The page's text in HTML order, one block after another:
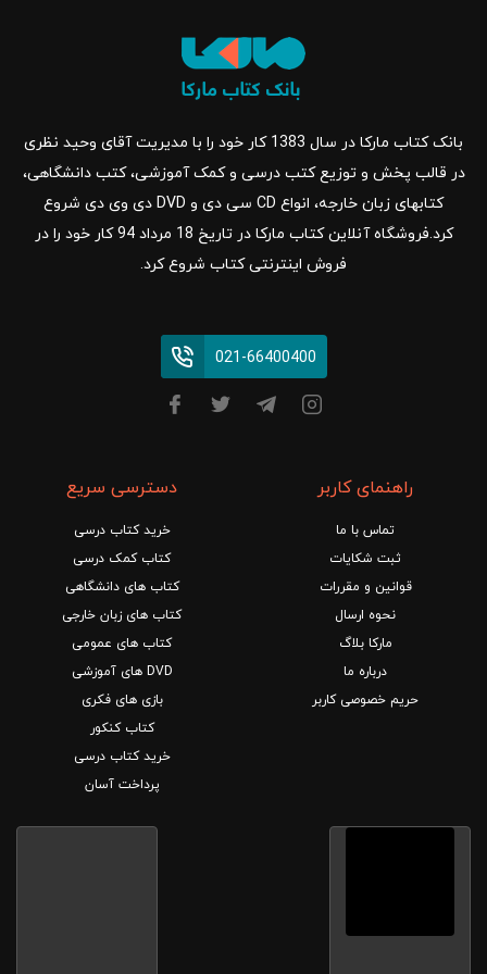
بانک کتاب مارکا در سال 1383 کار خود را با مدیریت آقای وحید نظری
در قالب پخش و توزیع کتب درسی و کمک آموزشی، کتب دانشگاهی،
کتابهای زبان خارجه، انواع CD سی دی و DVD دی وی دی شروع
کرد.فروشگاه آنلاین کتاب مارکا در تاریخ 18 مرداد 94 کار خود را در
فروش اینترنتی کتاب شروع کرد.
021-66400400
راهنمای کاربر
تماس با ما
ثبت شکایات
قوانین و مقررات
نحوه ارسال
مارکا بلاگ
درباره ما
حریم خصوصی کاربر
دسترسی سریع
خرید کتاب درسی
کتاب کمک درسی
کتاب های دانشگاهی
کتاب های زبان خارجی
کتاب های عمومی
DVD های آموزشی
بازی های فکری
کتاب کنکور
خرید کتاب درسی
پرداخت آسان